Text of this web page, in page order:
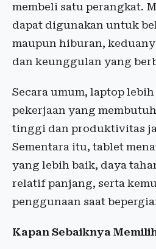
membeli satu perangkat.
dapat digunakan untuk
maupun hiburan,
dan keunggulan yang
Secara umum, laptop
pekerjaan yang
tinggi dan produktivitas
Sementara itu, tablet
yang lebih baik, daya
relatif panjang, serta
penggunaan saat
Kapan Sebaiknya